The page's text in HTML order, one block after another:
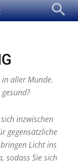
aller Munde.
inzwischen
gegensätzliche
Licht ins
sodass Sie sich